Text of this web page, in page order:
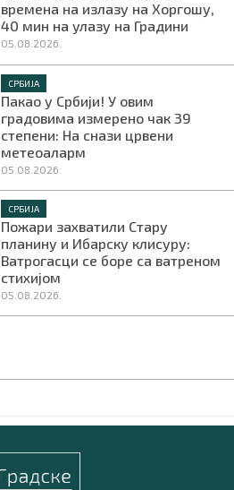
времена на излазу на Хоргошу,
40 мин на улазу на Градини
05.08.2026.
СРБИЈА
Пакао у Србији! У овим
градовима измерено чак 39
степени: На снази црвени
метеоаларм
05.08.2026.
СРБИЈА
Пожари захватили Стару
планину и Ибарску клисуру:
Ватрогасци се боре са ватреном
стихијом
05.08.2026.